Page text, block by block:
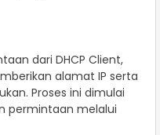
dari DHCP Client,
alamat IP serta
Proses ini dimulai
permintaan melalui